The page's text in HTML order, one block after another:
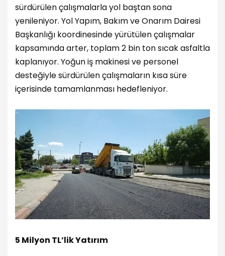
sürdürülen çalışmalarla yol baştan sona
yenileniyor. Yol Yapım, Bakım ve Onarım Dairesi
Başkanlığı koordinesinde yürütülen çalışmalar
kapsamında arter, toplam 2 bin ton sıcak asfaltla
kaplanıyor. Yoğun iş makinesi ve personel
desteğiyle sürdürülen çalışmaların kısa süre
içerisinde tamamlanması hedefleniyor.
5 Milyon TL’lik Yatırım